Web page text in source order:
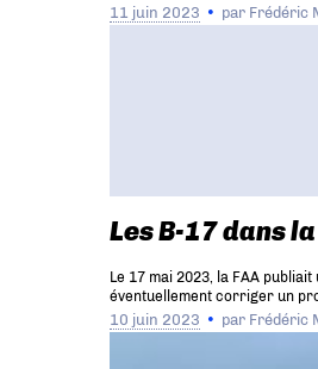
11 juin 2023 par Frédéric
Les B-17 dans
Le 17 mai 2023, la FAA
éventuellement corriger un
10 juin 2023 par Frédéric